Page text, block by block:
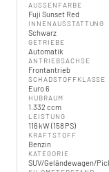
AUSSENFARBE
Fuji Sunset Red
INNENAUSSTATTUNG
Schwarz
GETRIEBE
Automatik
ANTRIEBSACHSE
Frontantrieb
SCHADSTOFFKLASSE
Euro 6
HUBRAUM
1.332 ccm
LEISTUNG
116 kW (158 PS)
KRAFTSTOFF
Benzin
KATEGORIE
SUV/Geländewagen/